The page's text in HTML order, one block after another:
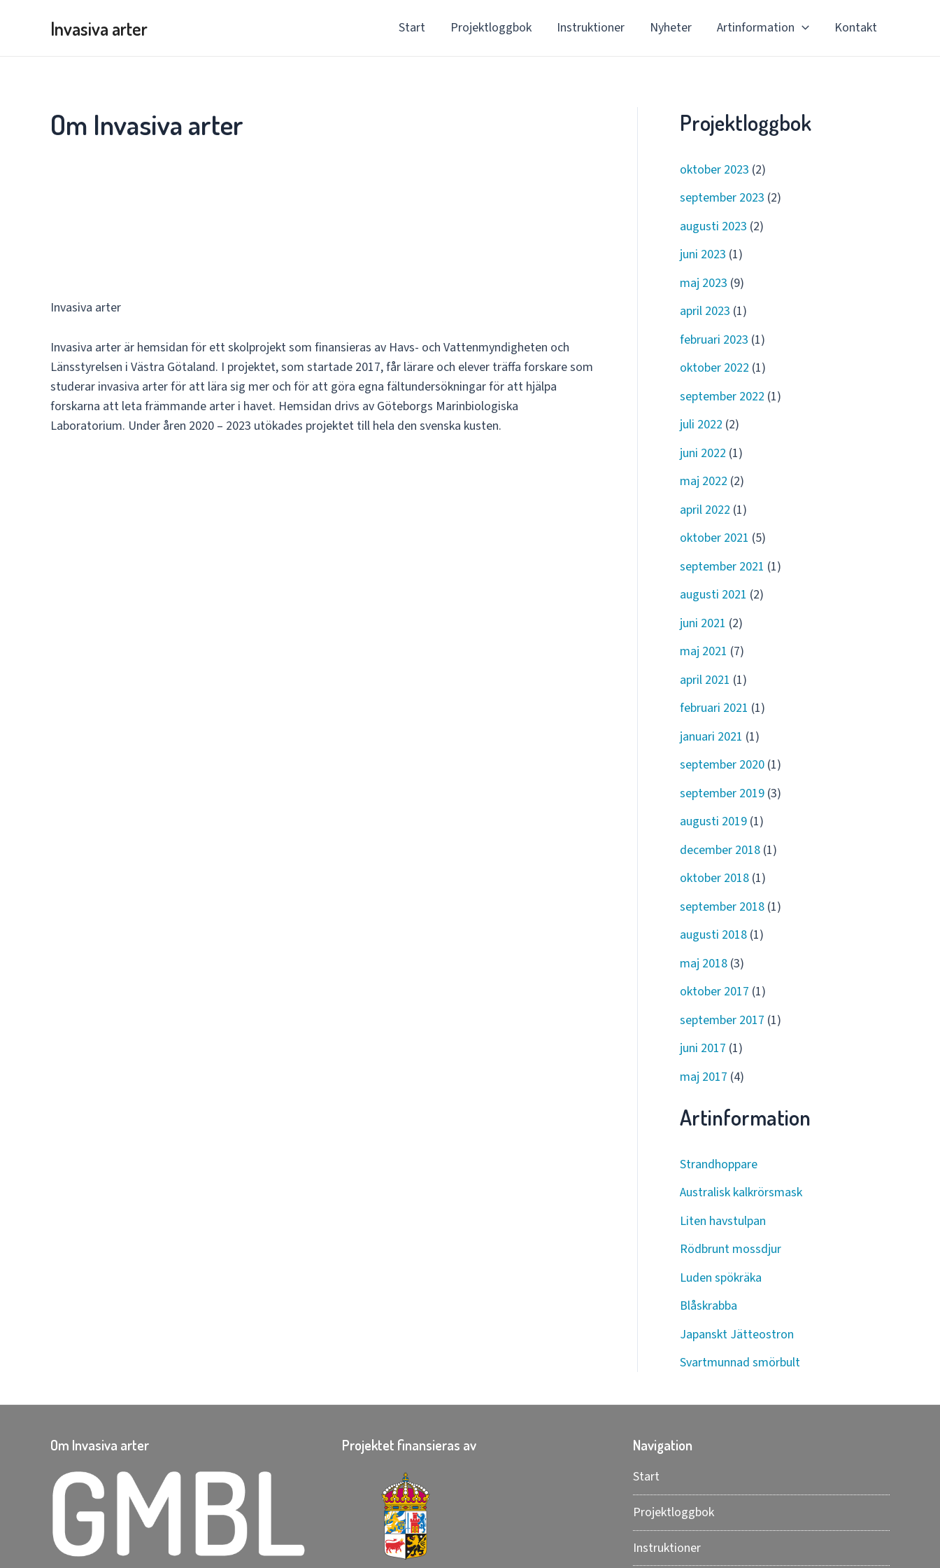
Invasiva arter Start Projektloggbok Instruktioner Nyheter Artinformation Kontakt
Om Invasiva arter
Invasiva arter
Invasiva arter är hemsidan för ett skolprojekt som finansieras av Havs- och Vattenmyndigheten och
Länsstyrelsen i Västra Götaland. I projektet, som startade 2017, får lärare och elever träffa forskare som
studerar invasiva arter för att lära sig mer och för att göra egna fältundersökningar för att hjälpa
forskarna att leta främmande arter i havet. Hemsidan drivs av Göteborgs Marinbiologiska
Laboratorium. Under åren 2020 – 2023 utökades projektet till hela den svenska kusten.
Projektloggbok
oktober 2023 (2)
september 2023 (2)
augusti 2023 (2)
juni 2023 (1)
maj 2023 (9)
april 2023 (1)
februari 2023 (1)
oktober 2022 (1)
september 2022 (1)
juli 2022 (2)
juni 2022 (1)
maj 2022 (2)
april 2022 (1)
oktober 2021 (5)
september 2021 (1)
augusti 2021 (2)
juni 2021 (2)
maj 2021 (7)
april 2021 (1)
februari 2021 (1)
januari 2021 (1)
september 2020 (1)
september 2019 (3)
augusti 2019 (1)
december 2018 (1)
oktober 2018 (1)
september 2018 (1)
augusti 2018 (1)
maj 2018 (3)
oktober 2017 (1)
september 2017 (1)
juni 2017 (1)
maj 2017 (4)
Artinformation
Strandhoppare
Australisk kalkrörsmask
Liten havstulpan
Rödbrunt mossdjur
Luden spökräka
Blåskrabba
Japanskt Jätteostron
Svartmunnad smörbult
Om Invasiva arter Projektet finansieras av Navigation
Start
Projektloggbok
Instruktioner